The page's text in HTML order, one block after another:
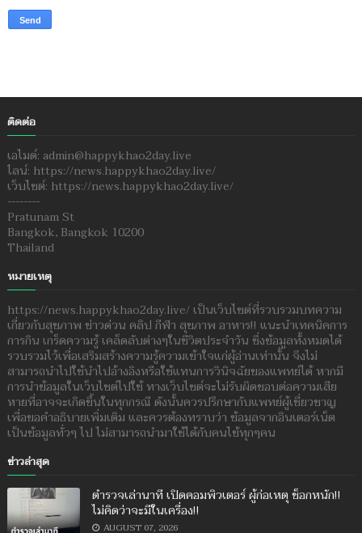
ติดต่อ
เอไมด์: admin@happykhao2day.live
ไลน์: https://news.happykhao2day.live/
เว็บไซต์: https://news.happykhao2day.live/
--------
Pratunam St
Bangkok, Bangkok 10200
Thailand
หมายเหตุ
https://news.happykhao2day.live/ เป็นเว็บไซต์ที่รวบรวมบทความ
เกี่ยวกับสุขภาพ ข่าวด่วน คลิป กีฬา สุขภาพ อาหาร!! แนะนำเทคนิคการ
การกิน เกร็ดความรู้ เคล็ดลับต่างๆในชีวิตประจำวัน ซึ่งข้อมูลทั้งหมดได้
รวบรวมไว้เพื่อเสริมสร้างความรู้ความเข้าใจแก่ผู้อ่านเท่านั้น จึงไม่
สามารถนำไปใช้นำไปอ้างอิงหรือใช้แทนการวินิจฉัยของแพทย์ได้ หากมี
การนำข้อมูลในเว็บไซต์ไปใช้ ทางเว็บไซต์จะไม่รับผิดชอบต่อความเสีย
หายที่อาจจะเกิดขึ้นในทุกกรณี ดังนั้นควรปรึกษากับแพทย์ผู้เชี่ยวชาญ
เพื่อขอคำอธิบายเพิ่มเติม และควรต้องทราบว่า ข้อมูลจากอินเตอร์เน็ต
เป็นข้อมูลทั่วๆ ไป ไม่สามารถนำมาใช้ได้กับคนไข้ทุกๆคน
ข่าวล่าสุด
ตำรวจเล่านาที เปิดคอมพิวเตอร์ ผู้ก่อเหตุ ช็อกหนัก!!
ไม่คิดว่าจะมีในเครื่อง!!
AUGUST 07, 2026